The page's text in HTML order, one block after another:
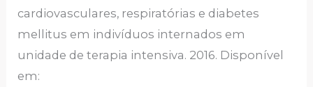
cardiovasculares, respiratórias e diabetes
mellitus em indivíduos internados em
unidade de terapia intensiva. 2016. Disponível
em: